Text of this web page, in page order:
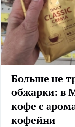
Больше не
обжарки: в
кофе с
кофейни